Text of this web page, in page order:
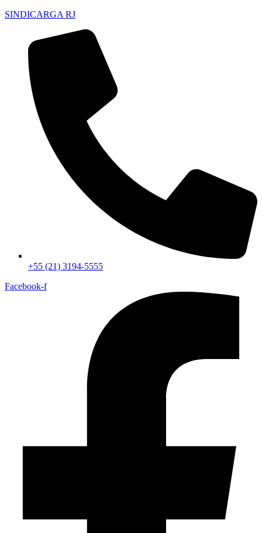
SINDICARGA RJ
+55 (21) 3194-5555
Facebook-f